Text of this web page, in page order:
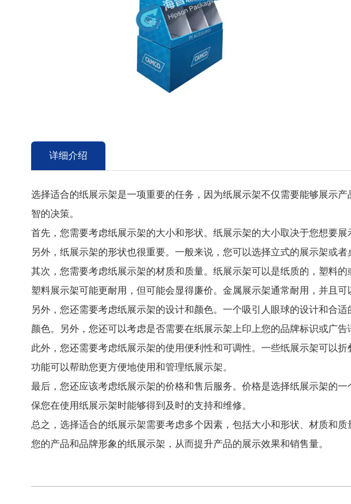
详细介绍
选择适合的纸展示架是一项重要的任务，因为纸展示架不仅需要能够展示
智的决策。
首先，您需要考虑纸展示架的大小和形状。纸展示架的大小取决于您想要
另外，纸展示架的形状也很重要。一般来说，您可以选择立式的展示架或者
其次，您需要考虑纸展示架的材质和质量。纸展示架可以是纸质的，塑料
塑料展示架可能更耐用，但可能会显得廉价。金属展示架通常耐用，并且
另外，您还需要考虑纸展示架的设计和颜色。一个吸引人眼球的设计和合
颜色。另外，您还可以考虑是否需要在纸展示架上印上您的品牌标识或广告
此外，您还需要考虑纸展示架的使用便利性和可调性。一些纸展示架可以
功能可以帮助您更方便地使用和管理纸展示架。
最后，您还应该考虑纸展示架的价格和售后服务。价格是选择纸展示架的
保您在使用纸展示架时能够得到及时的支持和维修。
总之，选择适合的纸展示架需要考虑多个因素，包括大小和形状、材质和
您的产品和品牌形象的纸展示架，从而提升产品的展示效果和销售量。